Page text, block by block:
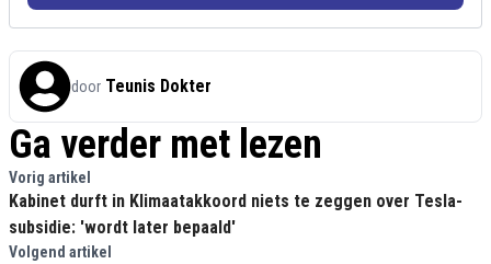
door Teunis Dokter
Ga verder met lezen
Vorig artikel
Kabinet durft in Klimaatakkoord niets te zeggen over Tesla-
subsidie: 'wordt later bepaald'
Volgend artikel